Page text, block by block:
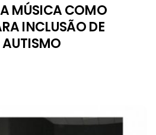
MÚSICA COMO
INCLUSÃO DE